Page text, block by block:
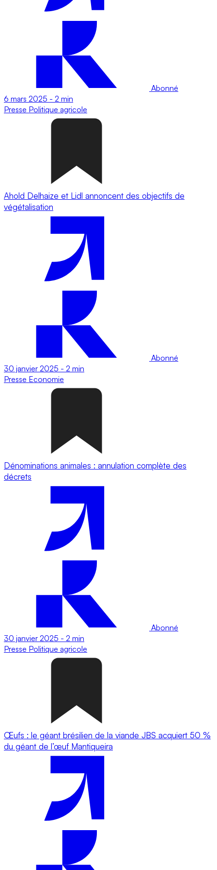
Abonné
6 mars 2025 - 2 min
Presse Politique agricole
Ahold Delhaize et Lidl annoncent des objectifs de
végétalisation
Abonné
30 janvier 2025 - 2 min
Presse Economie
Dénominations animales : annulation complète des
décrets
Abonné
30 janvier 2025 - 2 min
Presse Politique agricole
Œufs : le géant brésilien de la viande JBS acquiert 50 %
du géant de l’œuf Mantiqueira